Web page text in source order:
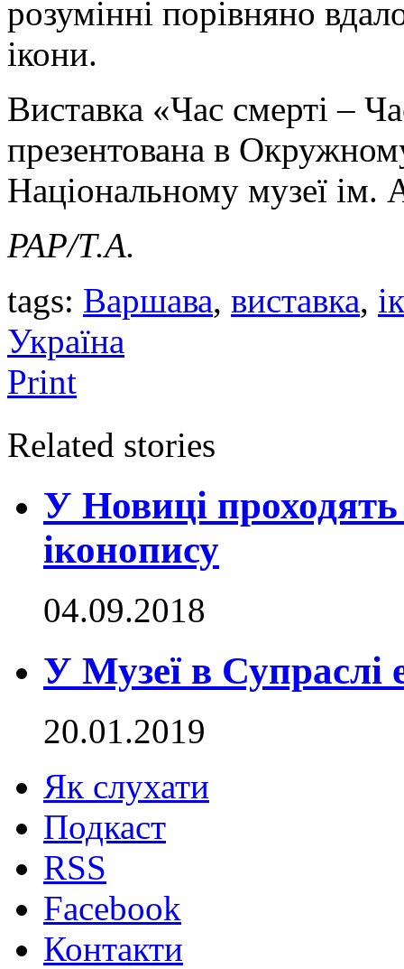
розумінні порівняно
ікони.
Виставка «Час смерті –
презентована в
Національному музеї
PAP/Т.А.
tags: Варшава, виставка,
Україна
Print
Related stories
У Новиці
іконопису
04.09.2018
У Музеї в Супраслі
20.01.2019
Як слухати
Подкаст
RSS
Facebook
Контакти